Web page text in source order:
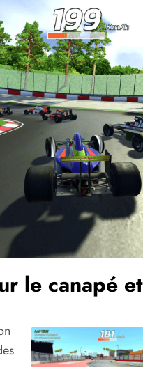
le canapé